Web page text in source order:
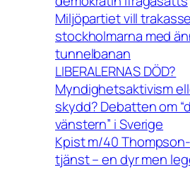
Miljöpartiet vill
stockholmarna med
tunnelbanan
LIBERALERNAS DÖD?
Myndighetsaktivism
skydd? Debatten om
vänstern” i Sverige
Kpist m/40
tjänst – en dyr men